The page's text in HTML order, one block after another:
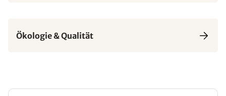
Ökologie & Qualität